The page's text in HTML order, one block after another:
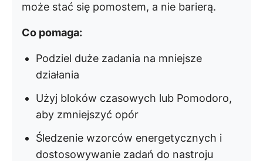
może stać się pomostem, a nie barierą.
Co pomaga:
Podziel duże zadania na mniejsze
działania
Użyj bloków czasowych lub Pomodoro,
aby zmniejszyć opór
Śledzenie wzorców energetycznych i
dostosowywanie zadań do nastroju